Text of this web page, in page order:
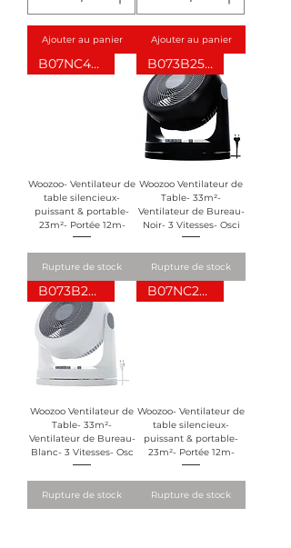
Ajouter au panier Ajouter au panier
B07NC44J5W
Woozoo- Ventilateur de
table silencieux-
puissant & portable-
23m²- Portée 12m-
Rupture de stock
B073B251YT
Woozoo Ventilateur de
Table- 33m²-
Ventilateur de Bureau-
Noir- 3 Vitesses- Osci
Rupture de stock
B073B2X3ZQ
Woozoo Ventilateur de
Table- 33m²-
Ventilateur de Bureau-
Blanc- 3 Vitesses- Osc
Rupture de stock
B07NC2JB31
Woozoo- Ventilateur de
table silencieux-
puissant & portable-
23m²- Portée 12m-
Rupture de stock